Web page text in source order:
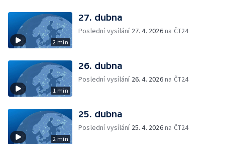
2 min
27. dubna
Poslední vysílání 27. 4. 2026na ČT24
1 min
26. dubna
Poslední vysílání 26. 4. 2026na ČT24
2 min
25. dubna
Poslední vysílání 25. 4. 2026na ČT24